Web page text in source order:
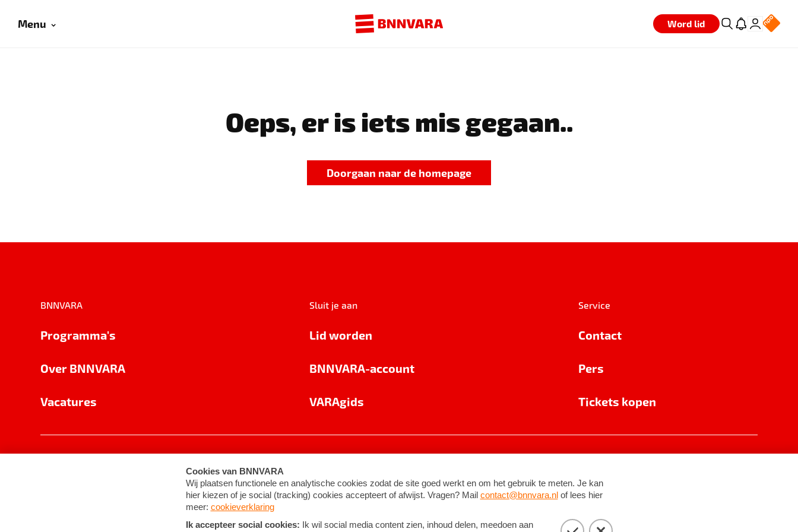
Menu Word lid
Oeps, er is iets mis gegaan..
Doorgaan naar de homepage
BNNVARA
Programma's
Over BNNVARA
Vacatures
Sluit je aan
Lid worden
BNNVARA-account
VARAgids
Service
Contact
Pers
Tickets kopen
Cookie-instellingen Algemene voorwaarden ©2026BNNVARA